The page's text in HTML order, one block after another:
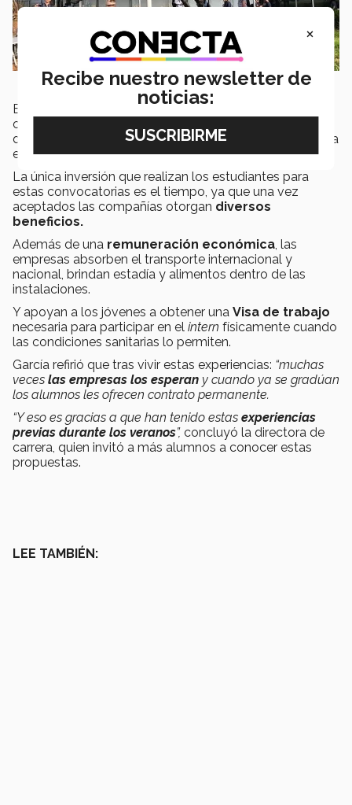
El reclutamiento para participar en un
con
de estudios, el alumno decide revalidar tópicos con esta
experiencia.
La única inversión que realizan los estudiantes para
estas convocatorias es el tiempo, ya que una vez
aceptados las compañías otorgan diversos
beneficios.
Además de una remuneración económica, las
empresas absorben el transporte internacional y
nacional, brindan estadía y alimentos dentro de las
instalaciones.
Y apoyan a los jóvenes a obtener una Visa de trabajo
necesaria para participar en el intern físicamente cuando
las condiciones sanitarias lo permiten.
García refirió que tras vivir estas experiencias: “muchas
veces las empresas los esperan y cuando ya se gradúan
los alumnos les ofrecen contrato permanente.
“Y eso es gracias a que han tenido estas experiencias
previas durante los veranos”, concluyó la directora de
carrera, quien invitó a más alumnos a conocer estas
propuestas.
LEE TAMBIÉN:
×
Recibe nuestro newsletter de
noticias: